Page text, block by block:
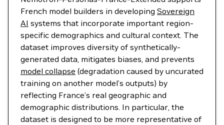
French model builders in developing Sovereign
AI systems that incorporate important region-
specific demographics and cultural context. The
dataset improves diversity of synthetically-
generated data, mitigates biases, and prevents
model collapse (degradation caused by uncurated
training on another model’s outputs) by
reflecting France’s real geographic and
demographic distributions. In particular, the
dataset is designed to be more representative of